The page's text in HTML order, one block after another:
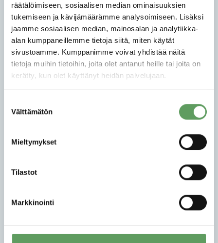
räätälöimiseen, sosiaalisen median ominaisuuksien
tukemiseen ja kävijämäärämme analysoimiseen. Lisäksi
jaamme sosiaalisen median, mainosalan ja analytiikka-
alan kumppaneillemme tietoja siitä, miten käytät
sivustoamme. Kumppanimme voivat yhdistää näitä
tietoja muihin tietoihin, joita olet antanut heille tai joita on
kerätty, kun olet käyttänyt heidän palvelujaan.
valinta
Välttämätön
Mieltymykset
Tilastot
Markkinointi
TUTKIMUS JA MENETELMÄKEHITYS
PSYKOLOGINEN HENKILÖARVIOINTI
REKRYTOINTIPALVELUT
KEHITTÄMISPALVELUT
Psycon on rekrytoinnin tukeen, psykologisiin
organisaatioiden kehittämiseen erikoistunut
konsulttiyhtiö. Psyconin asiakkaat arvostavat
luotettavia ja joustavia kokonaisratkaisujamme sekä
osaavia ja kokeneita asiantuntijoitamme. Vaalimme
menetelmien ja järjestelmien jatkuvalla